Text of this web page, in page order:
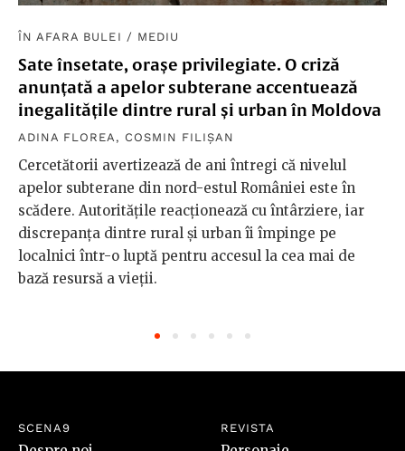
ÎN AFARA BULEI / MEDIU
Sate însetate, orașe privilegiate. O criză
anunțată a apelor subterane accentuează
inegalitățile dintre rural și urban în Moldova
ADINA FLOREA , COSMIN FILIȘAN
Cercetătorii avertizează de ani întregi că nivelul
apelor subterane din nord-estul României este în
scădere. Autoritățile reacționează cu întârziere, iar
discrepanța dintre rural și urban îi împinge pe
localnici într-o luptă pentru accesul la cea mai de
bază resursă a vieții.
SCENA9 REVISTA